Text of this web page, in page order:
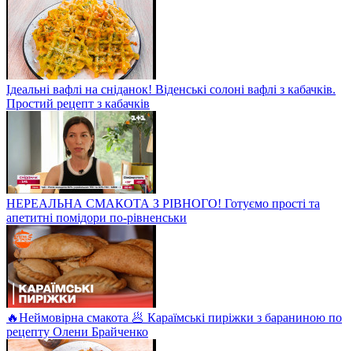
Ідеальні вафлі на сніданок! Віденські солоні вафлі з кабачків.
Простий рецепт з кабачків
НЕРЕАЛЬНА СМАКОТА З РІВНОГО! Готуємо прості та
апетитні помідори по-рівненськи
🔥Неймовірна смакота 🥟 Караїмські пиріжки з бараниною по
рецепту Олени Брайченко